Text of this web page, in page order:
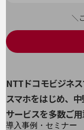
運用保守・故障紛失サポ
回線・ネットワーク
別ウィンドウで開きます
サービスをご利用中のお
導入事例・セミナー
＼
NTTドコモビジネ
スマホをはじめ、
サービスを多数ご